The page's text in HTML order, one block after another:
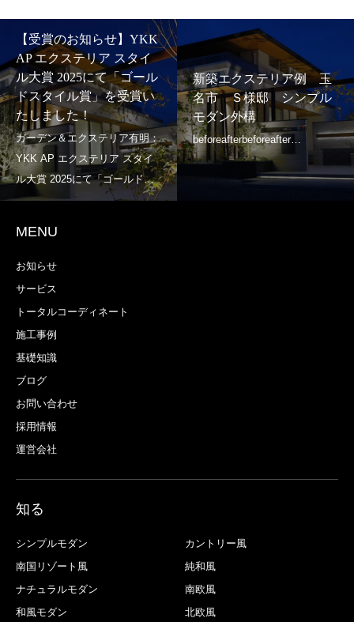
【受賞のお知らせ】YKK
AP エクステリア スタイ
ル大賞 2025にて「ゴール
ドスタイル賞」を受賞い
たしました！
新築エクステリア例 玉
名市 Ｓ様邸 シンプル
モダン外構
MENU
お知らせ
サービス
トータルコーディネート
施工事例
基礎知識
ブログ
お問い合わせ
採用情報
運営会社
知る
シンプルモダン
カントリー風
南国リゾート風
純和風
ナチュラルモダン
南欧風
和風モダン
北欧風